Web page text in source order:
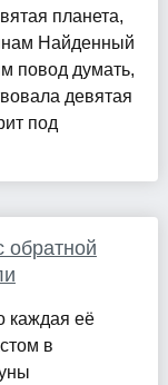
планета,
Найденный
повод думать,
девятая
под
обратной
каждая её
в